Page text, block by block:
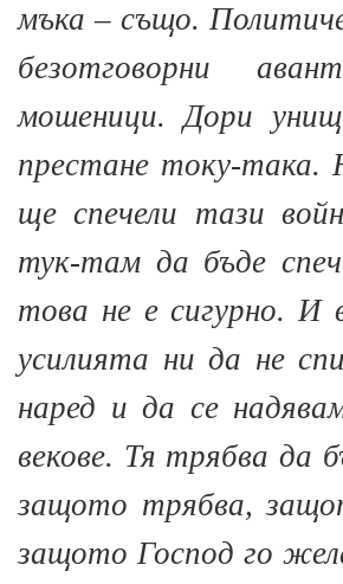
мъка – също.
безотговорни
мошеници. Дори
престане току-така.
ще спечели тази
тук-там да бъде
това не е сигурно. И
усилията ни да не
наред и да се
векове. Тя трябва да
защото трябва,
защото Господ го